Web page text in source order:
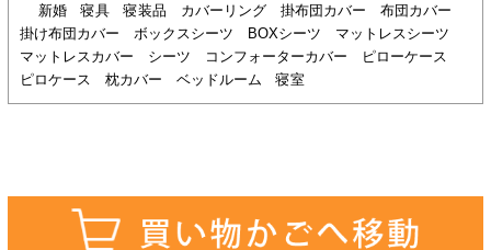
新婚 寝具 寝装品 カバーリング 掛布団カバー 布団カバー
掛け布団カバー ボックスシーツ BOXシーツ マットレスシーツ
マットレスカバー シーツ コンフォーターカバー ピローケース
ピロケース 枕カバー ベッドルーム 寝室